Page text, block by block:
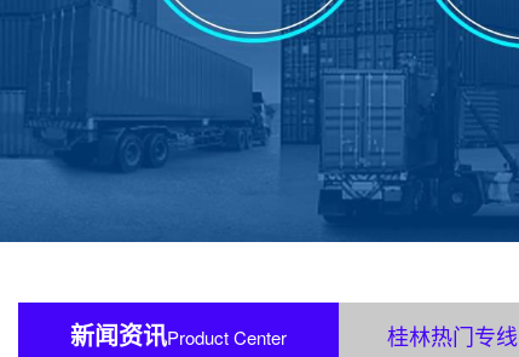
新闻资讯Product Center 桂林热门专线